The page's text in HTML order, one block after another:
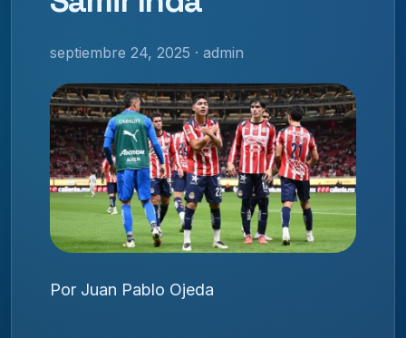
septiembre 24, 2025 · admin
Por Juan Pablo Ojeda